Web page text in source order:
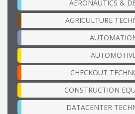
AERONAUTICS &
AGRICULTURE
CHECKOUT
CONSTRUCTION
DATACENTER